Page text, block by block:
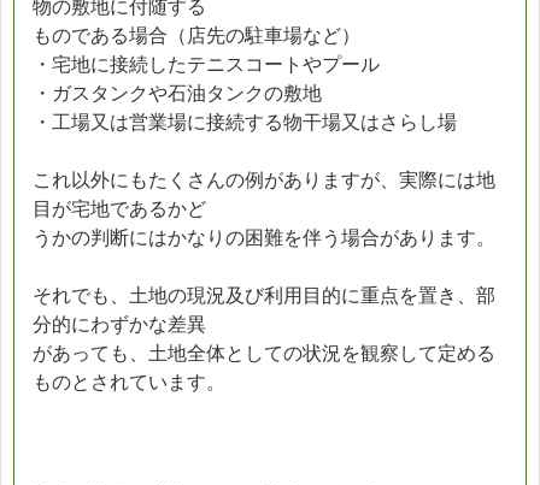
物の敷地に付随する
ものである場合（店先の駐車場など）
・宅地に接続したテニスコートやプール
・ガスタンクや石油タンクの敷地
・工場又は営業場に接続する物干場又はさらし場
これ以外にもたくさんの例がありますが、実際には地
目が宅地であるかど
うかの判断にはかなりの困難を伴う場合があります。
それでも、土地の現況及び利用目的に重点を置き、部
分的にわずかな差異
があっても、土地全体としての状況を観察して定める
ものとされています。